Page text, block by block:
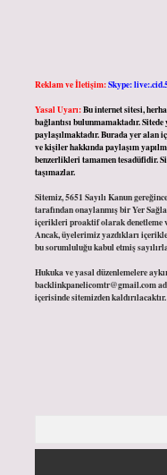
Reklam ve İletişim:Skype:
Yasal Uyarı:Bu internet sitesi,
bağlantısı bulunmamaktadır.
paylaşılmaktadır. Burada yer alan
ve kişiler hakkında paylaşım
benzerlikleri tamamen tesadüfidir.
taşımazlar.
Sitemiz, 5651 Sayılı Kanun
tarafından onaylanmış bir Yer
içerikleri proaktif olarak denetleme
Ancak, üyelerimiz yazdıkları
bu sorumluluğu kabul etmiş
Hukuka ve yasal düzenlemelere
backlinkpanelicomtr@gmail.com
içerisinde sitemizden kaldırılacaktır.